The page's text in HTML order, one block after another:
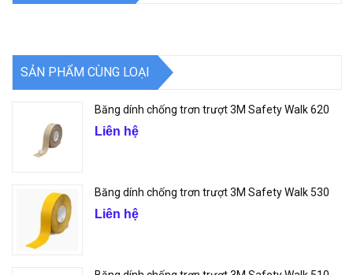
SẢN PHẨM CÙNG LOẠI
Băng dính chống trơn trượt 3M Safety Walk 620
Liên hệ
Băng dính chống trơn trượt 3M Safety Walk 530
Liên hệ